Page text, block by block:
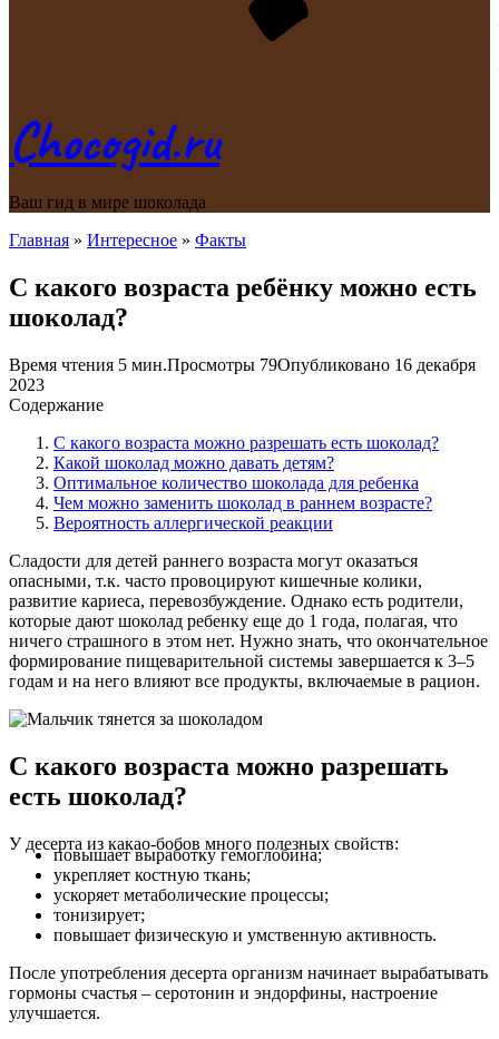
Chocogid.ru
Ваш гид в мире шоколада
Главная » Интересное » Факты
С какого возраста ребёнку можно есть
шоколад?
Время чтения 5 мин.Просмотры 79Опубликовано 16 декабря
2023
Содержание
С какого возраста можно разрешать есть шоколад?
Какой шоколад можно давать детям?
Оптимальное количество шоколада для ребенка
Чем можно заменить шоколад в раннем возрасте?
Вероятность аллергической реакции
Сладости для детей раннего возраста могут оказаться
опасными, т.к. часто провоцируют кишечные колики,
развитие кариеса, перевозбуждение. Однако есть родители,
которые дают шоколад ребенку еще до 1 года, полагая, что
ничего страшного в этом нет. Нужно знать, что окончательное
формирование пищеварительной системы завершается к 3–5
годам и на него влияют все продукты, включаемые в рацион.
С какого возраста можно разрешать
есть шоколад?
У десерта из какао-бобов много полезных свойств:
повышает выработку гемоглобина;
укрепляет костную ткань;
ускоряет метаболические процессы;
тонизирует;
повышает физическую и умственную активность.
После употребления десерта организм начинает вырабатывать
гормоны счастья – серотонин и эндорфины, настроение
улучшается.